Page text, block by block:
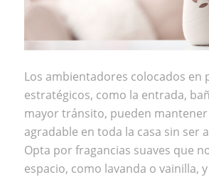
Los ambientadores colocados en
estratégicos, como la entrada,
mayor tránsito, pueden
agradable en toda la casa sin ser
Opta por fragancias suaves que
espacio, como lavanda o vainilla,